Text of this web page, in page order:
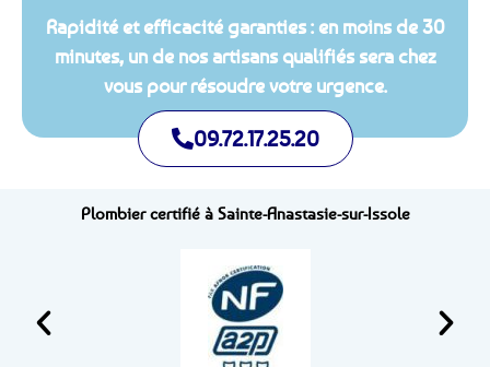
Rapidité et efficacité garanties : en moins de 30
minutes, un de nos artisans qualifiés sera chez
vous pour résoudre votre urgence.
09.72.17.25.20
Plombier certifié à Sainte-Anastasie-sur-Issole